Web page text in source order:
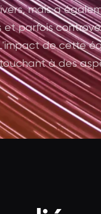
mais a
parfois
de cette
à des